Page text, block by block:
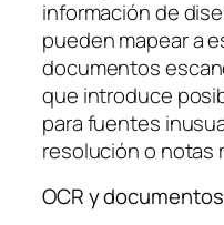
información de
pueden mapear a
documentos
que introduce
para fuentes
resolución o notas
OCR y